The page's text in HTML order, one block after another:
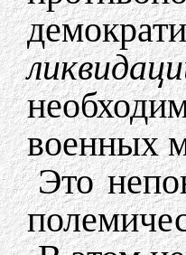
военных
Это